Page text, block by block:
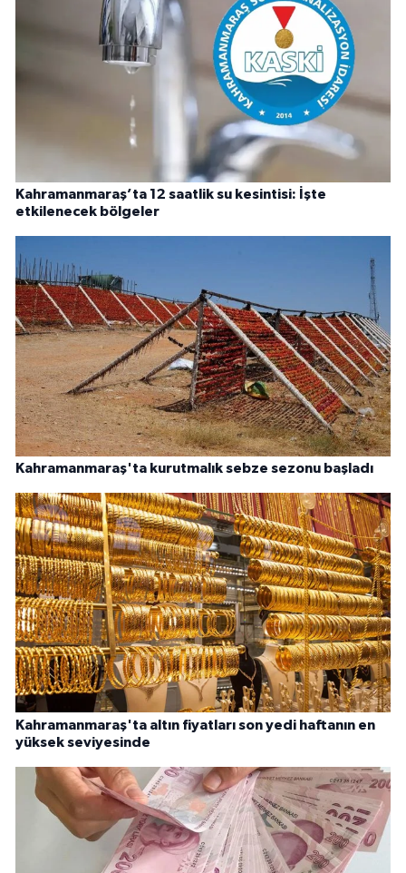
Kahramanmaraş’ta 12 saatlik su kesintisi: İşte
etkilenecek bölgeler
Kahramanmaraş'ta kurutmalık sebze sezonu başladı
Kahramanmaraş'ta altın fiyatları son yedi haftanın en
yüksek seviyesinde